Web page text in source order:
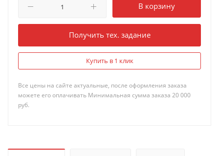
В корзину
Получить тех. задание
Купить в 1 клик
Все цены на сайте актуальные, после оформления заказа
можете его оплачивать Минимальная сумма заказа 20 000
руб.